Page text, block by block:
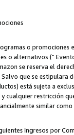
o
o alternativos (“
se reserva el
que se
está sujeta a
cualquier restricción
similar
Ingresos por